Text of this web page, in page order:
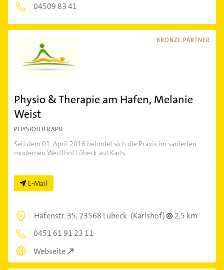
04509 83 41
BRONZE PARTNER
Physio & Therapie am Hafen, Melanie
Weist
PHYSIOTHERAPIE
Seit dem 01. April 2016 befindet sich die Praxis im sanierten
modernen Werfthof Lübeck auf Karls...
E-Mail
Hafenstr. 35,23568 Lübeck (Karlshof)
2,5 km
0451 61 91 23 11
Webseite